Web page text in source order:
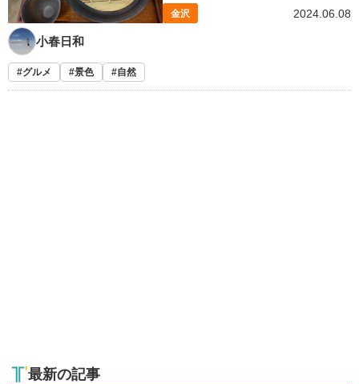
金沢 2024.06.08
小春日和
グルメ 景色 自然
最新の記事